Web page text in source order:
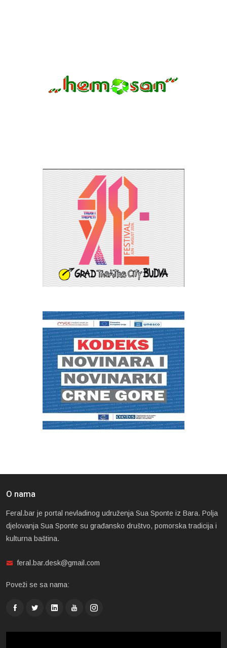
O nama
Feral.bar je portal nevladinog udruženja Sua Sponte iz Bara. Polja
djelovanja Sua Sponte su građansko društvo, pomorska tradicija i
kulturna baština.
feral.bar.desk@gmail.com
Poveži se sa nama: